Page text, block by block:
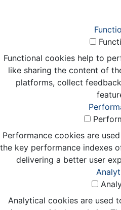
Functional cookies help to
like sharing the content of
platforms, collect
Performance cookies are
the key performance indexes
delivering a better user
Analytical cookies are used